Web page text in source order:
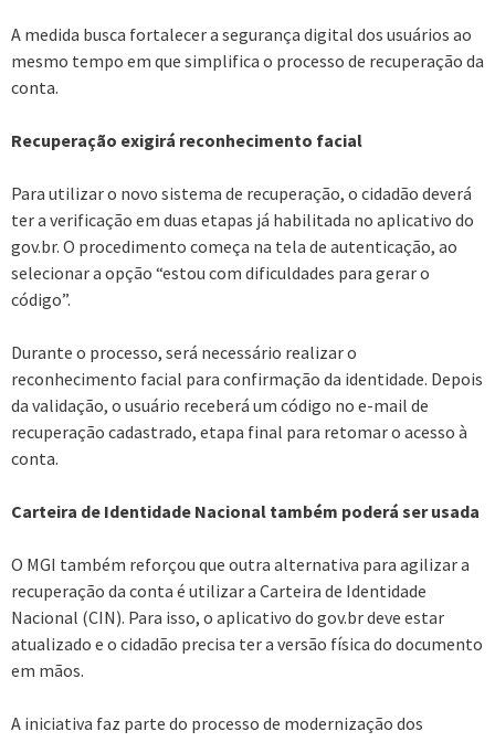
A medida busca fortalecer a segurança digital dos usuários ao
mesmo tempo em que simplifica o processo de recuperação da
conta.
Recuperação exigirá reconhecimento facial
Para utilizar o novo sistema de recuperação, o cidadão deverá
ter a verificação em duas etapas já habilitada no aplicativo do
gov.br. O procedimento começa na tela de autenticação, ao
selecionar a opção “estou com dificuldades para gerar o
código”.
Durante o processo, será necessário realizar o
reconhecimento facial para confirmação da identidade. Depois
da validação, o usuário receberá um código no e-mail de
recuperação cadastrado, etapa final para retomar o acesso à
conta.
Carteira de Identidade Nacional também poderá ser usada
O MGI também reforçou que outra alternativa para agilizar a
recuperação da conta é utilizar a Carteira de Identidade
Nacional (CIN). Para isso, o aplicativo do gov.br deve estar
atualizado e o cidadão precisa ter a versão física do documento
em mãos.
A iniciativa faz parte do processo de modernização dos